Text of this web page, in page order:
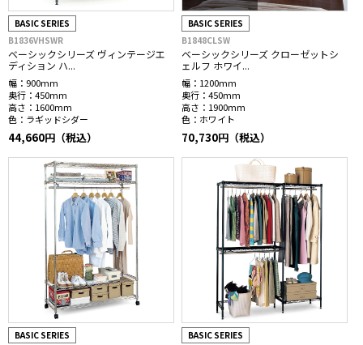
BASIC SERIES
B1836VHSWR
ベーシックシリーズ ヴィンテージエ
ディション ハ...
幅： 900mm
奥行： 450mm
高さ： 1600mm
色： ラギッドシダー
44,660円（税込）
BASIC SERIES
B1848CLSW
ベーシックシリーズ クローゼットシ
ェルフ ホワイ...
幅： 1200mm
奥行： 450mm
高さ： 1900mm
色： ホワイト
70,730円（税込）
BASIC SERIES
BASIC SERIES